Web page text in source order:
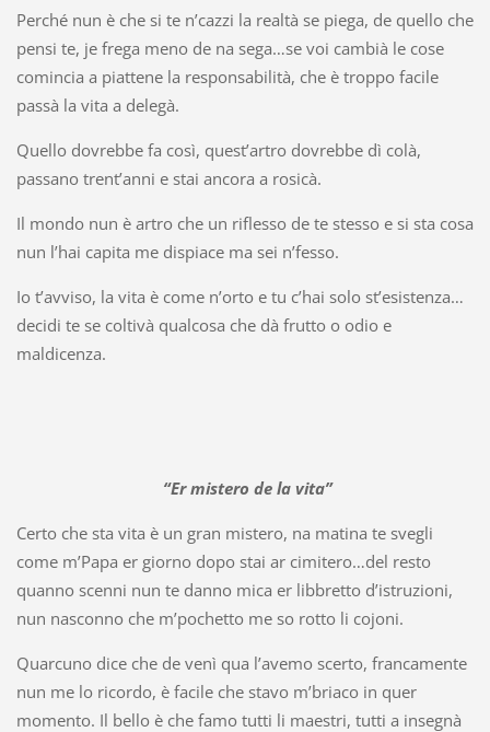
Perché nun è che si te n’cazzi la realtà se piega, de quello che
pensi te, je frega meno de na sega…se voi cambià le cose
comincia a piattene la responsabilità, che è troppo facile
passà la vita a delegà.
Quello dovrebbe fa così, quest’artro dovrebbe dì colà,
passano trent’anni e stai ancora a rosicà.
Il mondo nun è artro che un riflesso de te stesso e si sta cosa
nun l’hai capita me dispiace ma sei n’fesso.
Io t’avviso, la vita è come n’orto e tu c’hai solo st’esistenza…
decidi te se coltivà qualcosa che dà frutto o odio e
maldicenza.
“Er mistero de la vita”
Certo che sta vita è un gran mistero, na matina te svegli
come m’Papa er giorno dopo stai ar cimitero…del resto
quanno scenni nun te danno mica er libbretto d’istruzioni,
nun nasconno che m’pochetto me so rotto li cojoni.
Quarcuno dice che de venì qua l’avemo scerto, francamente
nun me lo ricordo, è facile che stavo m’briaco in quer
momento. Il bello è che famo tutti li maestri, tutti a insegnà